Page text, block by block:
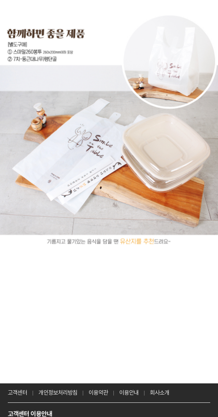
고객센터 개인정보처리방침 이용약관 이용안내 회사소개
고객센터 이용안내